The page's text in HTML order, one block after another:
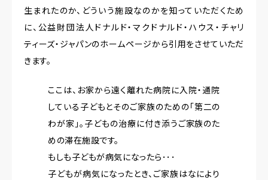
生まれたのか、どういう施設なのかを知っていただくため
に、公益財団法人ドナルド・マクドナルド・ハウス・チャリ
ティーズ・ジャパンのホームページから引用をさせていただ
きます。
ここは、お家から遠く離れた病院に入院・通院
している子どもとそのご家族のための「第二の
わが家」。子どもの治療に付き添うご家族のた
めの滞在施設です。
もしも子どもが病気になったら･･･
子どもが病気になったとき、ご家族はなにより